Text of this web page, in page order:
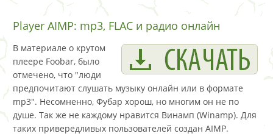
Player AIMP: mp3, FLAC и радио онлайн
В материале о крутом
плеере Foobar, было
отмечено, что "люди
предпочитают слушать музыку онлайн или в формате
mp3". Несомненно, Фубар хорош, но многим он не по
душе. Так же не каждому нравится Винамп (Winamp). Для
таких привередливых пользователей создан AIMP.